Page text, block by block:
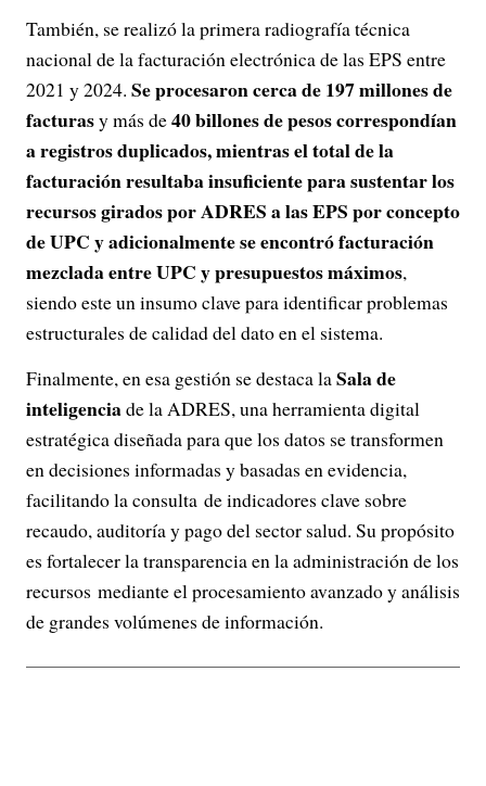
También, se realizó la primera radiografía técnica
nacional de la facturación electrónica de las EPS entre
2021 y 2024. Se procesaron cerca de 197 millones de
facturasy más de40 billones de pesos correspondían
a registros duplicados, mientras el total de la
facturación resultaba insuficiente para sustentar los
recursos girados por ADRES a las EPS por concepto
de UPC y adicionalmente se encontró facturación
mezclada entre UPC y presupuestos máximos,
siendo este un insumo clave para identificar problemas
estructurales de calidad del dato en el sistema.
Finalmente, en esa gestión se destaca laSala de
inteligenciade la ADRES, una herramienta digital
estratégica diseñada para que los datos se transformen
en decisiones informadas y basadas en evidencia,
facilitando la consulta de indicadores clave sobre
recaudo, auditoría y pago del sector salud. Su propósito
es fortalecer la transparencia en la administración de los
recursos mediante el procesamiento avanzado y análisis
de grandes volúmenes de información.